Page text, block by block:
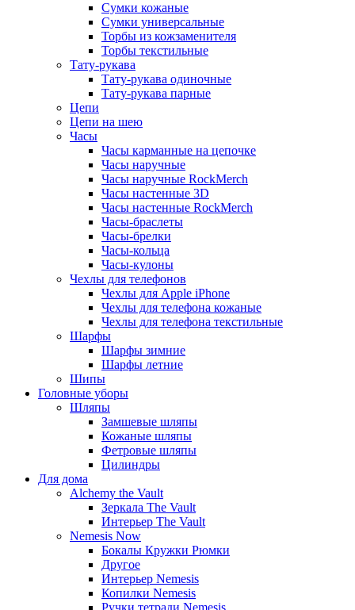
Сумки кожаные
Сумки универсальные
Торбы из кожзаменителя
Торбы текстильные
Тату-рукава
Тату-рукава одиночные
Тату-рукава парные
Цепи
Цепи на шею
Часы
Часы карманные на цепочке
Часы наручные
Часы наручные RockMerch
Часы настенные 3D
Часы настенные RockMerch
Часы-браслеты
Часы-брелки
Часы-кольца
Часы-кулоны
Чехлы для телефонов
Чехлы для Apple iPhone
Чехлы для телефона кожаные
Чехлы для телефона текстильные
Шарфы
Шарфы зимние
Шарфы летние
Шипы
Головные уборы
Шляпы
Замшевые шляпы
Кожаные шляпы
Фетровые шляпы
Цилиндры
Для дома
Alchemy the Vault
Зеркала The Vault
Интерьер The Vault
Nemesis Now
Бокалы Кружки Рюмки
Другое
Интерьер Nemesis
Копилки Nemesis
Ручки тетради Nemesis